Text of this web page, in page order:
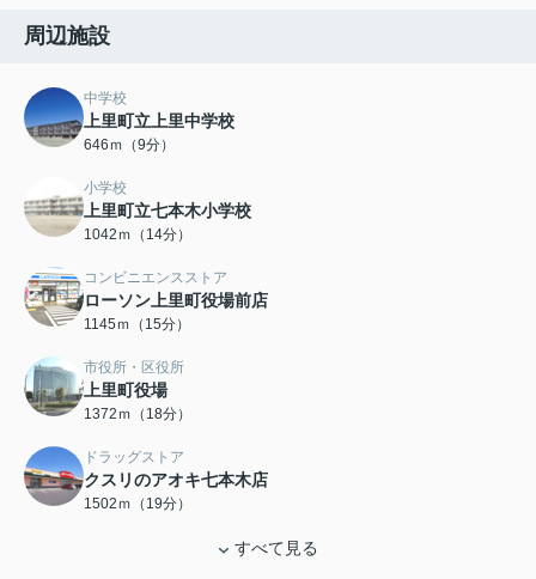
周辺施設
中学校
上里町立上里中学校
646ｍ（9分）
小学校
上里町立七本木小学校
1042ｍ（14分）
コンビニエンスストア
ローソン上里町役場前店
1145ｍ（15分）
市役所・区役所
上里町役場
1372ｍ（18分）
ドラッグストア
クスリのアオキ七本木店
1502ｍ（19分）
すべて見る